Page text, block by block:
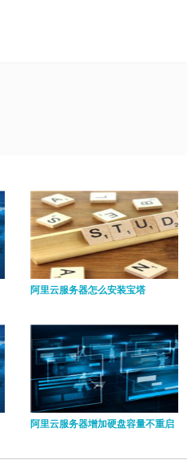
阿里云服务器怎么安装宝塔
阿里云服务器增加硬盘容量不重启